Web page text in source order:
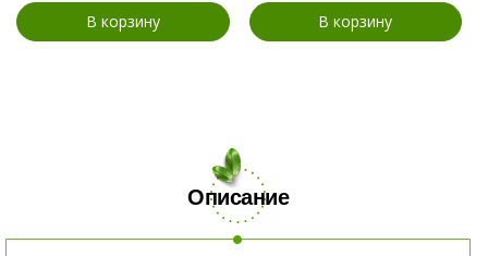
В корзину
В корзину
Описание